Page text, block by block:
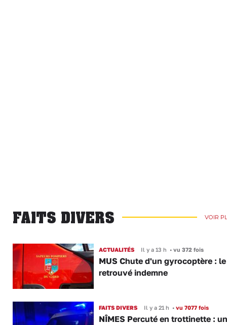
FAITS DIVERS VOIR
ACTUALITÉS Il y a 13 h •vu 372 fois
MUS Chute d'un gyrocoptère :
retrouvé indemne
FAITS DIVERS Il y a 21 h •vu 7077 fois
NÎMES Percuté en trottinette :